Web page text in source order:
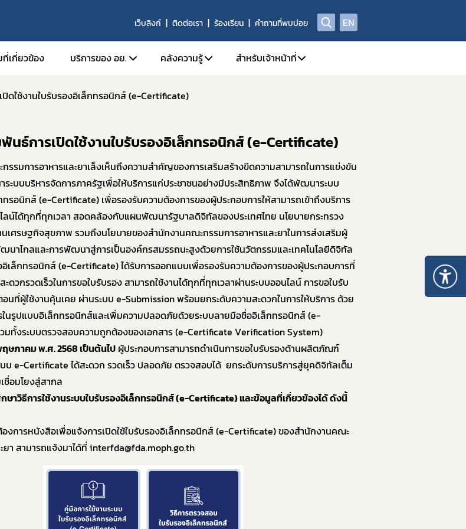
เว็บลิงก์ ติดต่อเรา ร้องเรียน คำถามที่พบบ่อย EN
ขาธิการคณะกรรมการอาหารและยา
นพัฒนาหน่วยงาน
าน
นการดำเนินงานและการใช้งบประมาณประจำปี
สารสนเทศ
เล็กทรอนิกส์
ะความโปร่งใส (ITA)
บุคคล
เกี่ยวข้อง บริการของ อย.
3. การยื่นคำขอผ่านระบบอิเล็กทรอนิกส์ e-Submission
4. e-Submission (SKYNET)
5. การเปิดใช้งานใบรับรองอิเล็กทรอนิกส์ (e-Certificate)
6. การส่งเสริมการส่งออกผลิตภัณฑ์สุขภาพ
7. ระบบข้อมูลเปิด อย. (Open Data)
8. อย. ควอลิตี้ อวอร์ด
9. หลักเกณฑ์การนำตราสัญลักษณ์รางวัล อย. ควอลิตี้ อวอร์ด
10. ข้อมูลสถิติต่าง ๆ
คลังความรู้
3. ศูนย์วิทยบริการ
สำหรับเจ้าหน้าที่
3. DPIS
4. workD Platform
5. ระบบคุณภาพ
6. แบบฟอร์ม เจ้าหน้าที่
7. จองห้องประชุม/ห้องอบรม
8. การอบรมของเจ้าหน้าที่ อย.
9. การเรียนรู้ Online (e-learning)
10. หลักเกณฑ์การบริหารทรัพยากรบุคคล
ปิดใช้งานใบรับรองอิเล็กทรอนิกส์ (e-Certificate)
นธ์การเปิดใช้งานใบรับรองอิเล็กทรอนิกส์ (e-Certificate)
รรมการอาหารและยาเล็งเห็นถึงความสำคัญของการเสริมสร้างขีดความสามารถในการแข่งขัน
ะบบบริหารจัดการภาครัฐเพื่อให้บริการแก่ประชาชนอย่างมีประสิทธิภาพ จึงได้พัฒนาระบบ
ทรอนิกส์ (e-Certificate) เพื่อรองรับความต้องการของผู้ประกอบการให้สามารถเข้าถึงบริการ
ลน์ได้ทุกที่ทุกเวลา สอดคล้องกับแผนพัฒนารัฐบาลดิจิทัลของประเทศไทย นโยบายกระทรวง
เศรษฐกิจสุขภาพ รวมถึงนโยบายของสำนักงานคณะกรรมการอาหารและยาในการส่งเสริมผู้
นาไกลและการพัฒนาสู่การเป็นองค์กรสมรรถนะสูงด้วยการใช้นวัตกรรมและเทคโนโลยีดิจิทัล
อิเล็กทรอนิกส์ (e-Certificate) ได้รับการออกแบบเพื่อรองรับความต้องการของผู้ประกอบการที่
ดวกรวดเร็วในการขอใบรับรอง สามารถใช้งานได้ทุกที่ทุกเวลาผ่านระบบออนไลน์ การขอใบรับ
นที่ผู้ใช้งานคุ้นเคย ผ่านระบบ e-Submission พร้อมยกระดับความสะดวกในการให้บริการ ด้วย
ในรูปแบบอิเล็กทรอนิกส์และเพิ่มความปลอดภัยด้วยระบบลายมือชื่ออิเล็กทรอนิกส์ (e-
มทั้งระบบตรวจสอบความถูกต้องของเอกสาร (e-Certificate Verification System)
ษภาคม พ.ศ. 2568 เป็นต้นไป ผู้ประกอบการสามารถดำเนินการขอใบรับรองด้านผลิตภัณฑ์
บ e-Certificate ได้สะดวก รวดเร็ว ปลอดภัย ตรวจสอบได้ ยกระดับการบริการสู่ยุคดิจิทัลเต็ม
ชื่อมโยงสู่สากล
ษาวิธีการใช้งานระบบใบรับรองอิเล็กทรอนิกส์ (e-Certificate) และข้อมูลที่เกี่ยวข้องได้ ดังนี้
งการหนังสือเพื่อแจ้งการเปิดใช้ใบรับรองอิเล็กทรอนิกส์ (e-Certificate) ของสำนักงานคณะ
ยา สามารถแจ้งมาได้ที่ interfda@fda.moph.go.th
Subscribe
เลือกหัวข้อที่ท่านต้องการ Subscribe
อาหาร